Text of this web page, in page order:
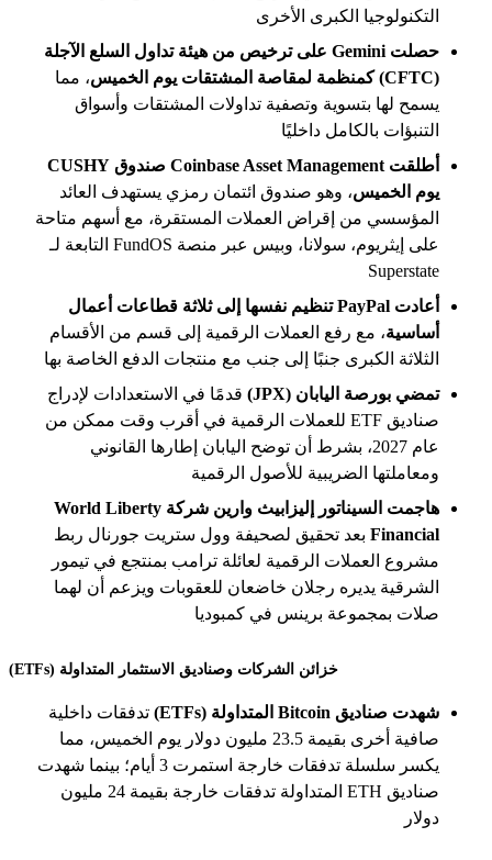
التكنولوجيا الكبرى الأخرى
حصلت Gemini على ترخيص من هيئة تداول السلع الآجلة
(CFTC) كمنظمة لمقاصة المشتقات يوم الخميس
، مما
يسمح لها بتسوية وتصفية تداولات المشتقات وأسواق
التنبؤات بالكامل داخليًا
أطلقت Coinbase Asset Management صندوق CUSHY
يوم الخميس، وهو صندوق ائتمان رمزي يستهدف العائد
المؤسسي من إقراض العملات المستقرة، مع أسهم متاحة
على إيثريوم، سولانا، وبيس عبر منصة FundOS التابعة لـ
Superstate
أعادت PayPal تنظيم نفسها إلى ثلاثة قطاعات أعمال
أساسية، مع رفع العملات الرقمية إلى قسم من الأقسام
الثلاثة الكبرى جنبًا إلى جنب مع منتجات الدفع الخاصة بها
تمضي بورصة اليابان (JPX)
قدمًا في الاستعدادات لإدراج
صناديق ETF للعملات الرقمية في أقرب وقت ممكن من
عام 2027، بشرط أن توضح اليابان إطارها القانوني
ومعاملتها الضريبية للأصول الرقمية
هاجمت السيناتور إليزابيث وارين شركة World Liberty
Financial بعد تحقيق لصحيفة وول ستريت جورنال ربط
مشروع العملات الرقمية لعائلة ترامب بمنتجع في تيمور
الشرقية يديره رجلان خاضعان للعقوبات ويزعم أن لهما
صلات بمجموعة برينس في كمبوديا
خزائن الشركات وصناديق الاستثمار المتداولة (ETFs)
شهدت صناديق Bitcoin المتداولة (ETFs)
تدفقات داخلية
صافية أخرى بقيمة 23.5 مليون دولار يوم الخميس، مما
يكسر سلسلة تدفقات خارجة استمرت 3 أيام؛ بينما شهدت
صناديق ETH المتداولة تدفقات خارجة بقيمة 24 مليون
دولار